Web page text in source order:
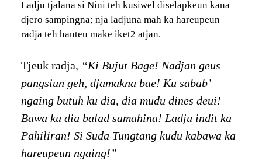
Ladju tjalana si Nini teh kusiwel diselapkeun kana
djero sampingna; nja ladjuna mah ka hareupeun
radja teh hanteu make iket2 atjan.
Tjeuk radja, “Ki Bujut Bage! Nadjan geus
pangsiun geh, djamakna bae! Ku sabab’
ngaing butuh ku dia, dia mudu dines deui!
Bawa ku dia balad samahina! Ladju indit ka
Pahiliran! Si Suda Tungtang kudu kabawa ka
hareupeun ngaing!”